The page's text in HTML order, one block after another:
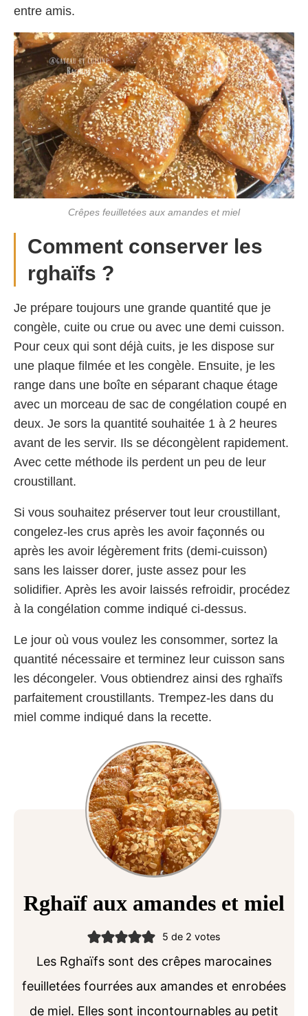
entre amis.
Crêpes feuilletées aux amandes et miel
Comment conserver les
rghaïfs ?
Je prépare toujours une grande quantité que je
congèle, cuite ou crue ou avec une demi cuisson.
Pour ceux qui sont déjà cuits, je les dispose sur
une plaque filmée et les congèle. Ensuite, je les
range dans une boîte en séparant chaque étage
avec un morceau de sac de congélation coupé en
deux. Je sors la quantité souhaitée 1 à 2 heures
avant de les servir. Ils se décongèlent rapidement.
Avec cette méthode ils perdent un peu de leur
croustillant.
Si vous souhaitez préserver tout leur croustillant,
congelez-les crus après les avoir façonnés ou
après les avoir légèrement frits (demi-cuisson)
sans les laisser dorer, juste assez pour les
solidifier. Après les avoir laissés refroidir, procédez
à la congélation comme indiqué ci-dessus.
Le jour où vous voulez les consommer, sortez la
quantité nécessaire et terminez leur cuisson sans
les décongeler. Vous obtiendrez ainsi des rghaïfs
parfaitement croustillants. Trempez-les dans du
miel comme indiqué dans la recette.
Rghaïf aux amandes et miel
5 de 2 votes
Les Rghaïfs sont des crêpes marocaines
feuilletées fourrées aux amandes et enrobées
de miel. Elles sont incontournables au petit